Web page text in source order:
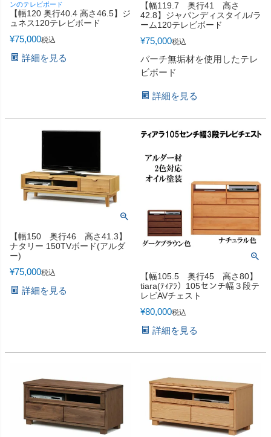
ンのテレビボード
【幅120 奥行40.4 高さ46.5】ジ
ュネス120テレビボード
¥75,000税込
詳細を見る
【幅119.7 奥行41 高さ
42.8】ジャパンディスタイル/ラ
ーム120テレビボード
¥75,000税込
バーチ無垢材を使用したテレ
ビボード
詳細を見る
【幅150 奥行46 高さ41.3】
ナタリー 150TVボード(アルダ
ー)
¥75,000税込
詳細を見る
【幅105.5 奥行45 高さ80】
tiara(ﾃｨｱﾗ）105センチ幅３段テ
レビAVチェスト
¥80,000税込
詳細を見る